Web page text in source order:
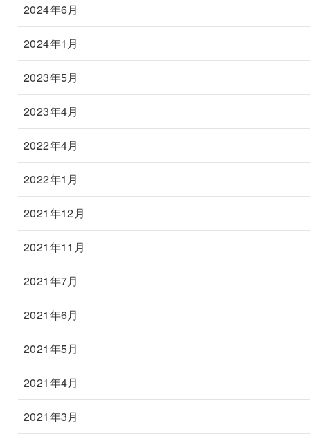
2024年6月
2024年1月
2023年5月
2023年4月
2022年4月
2022年1月
2021年12月
2021年11月
2021年7月
2021年6月
2021年5月
2021年4月
2021年3月